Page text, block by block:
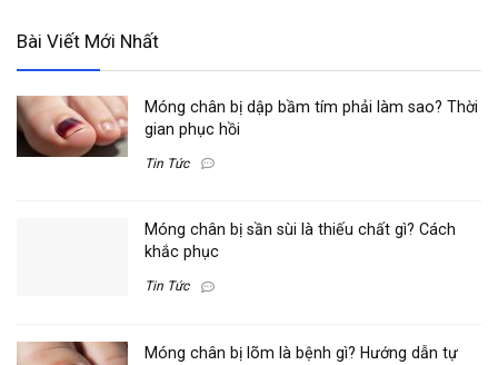
Bài Viết Mới Nhất
Móng chân bị dập bầm tím phải làm sao? Thời
gian phục hồi
Tin Tức
Móng chân bị sần sùi là thiếu chất gì? Cách
khắc phục
Tin Tức
Móng chân bị lõm là bệnh gì? Hướng dẫn tự